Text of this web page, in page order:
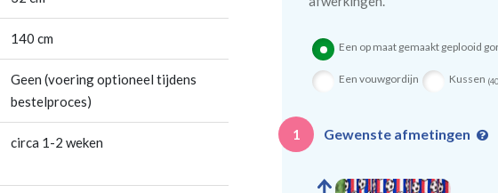
140 cm
Geen (voering optioneel tijdens
bestelproces)
circa 1-2 weken
Een op maat gemaakt geplooid
Een vouwgordijn Kussen
1 Gewenste afmetingen